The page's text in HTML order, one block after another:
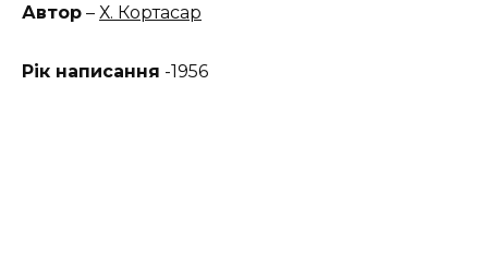
Автор – Х. Кортасар
Рік написання -1956